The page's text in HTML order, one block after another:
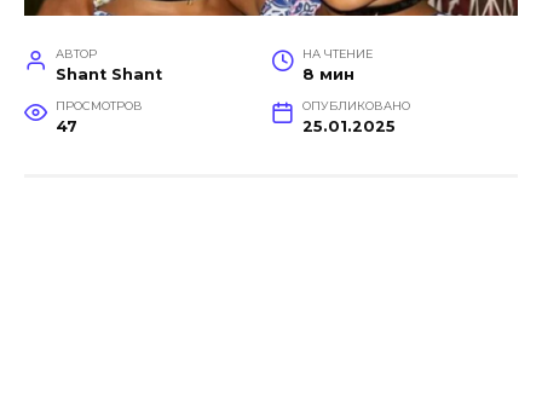
АВТОР
Shant Shant
НА ЧТЕНИЕ
8 мин
ПРОСМОТРОВ
47
ОПУБЛИКОВАНО
25.01.2025